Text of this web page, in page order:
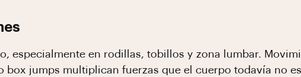
especialmente en rodillas, tobillos y zona lumbar.
box jumps multiplican fuerzas que el cuerpo todavía no